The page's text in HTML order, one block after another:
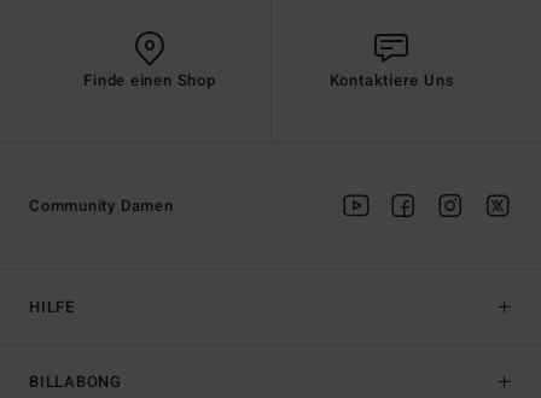
Finde einen Shop Kontaktiere Uns
HILFE
BILLABONG
Community Damen